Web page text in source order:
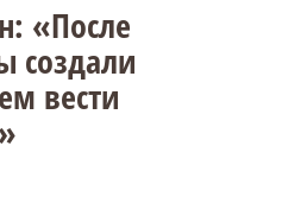
«После
создали
вести